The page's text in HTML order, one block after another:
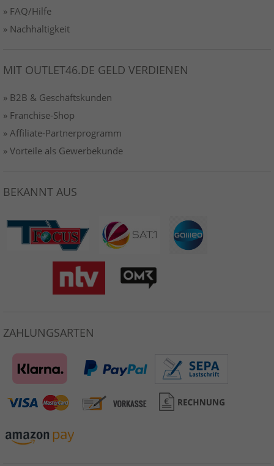
» FAQ/Hilfe
» Nachhaltigkeit
MIT OUTLET46.DE GELD VERDIENEN
» B2B & Geschäftskunden
» Franchise-Shop
» Affiliate-Partnerprogramm
» Vorteile als Gewerbekunde
BEKANNT AUS
ZAHLUNGSARTEN